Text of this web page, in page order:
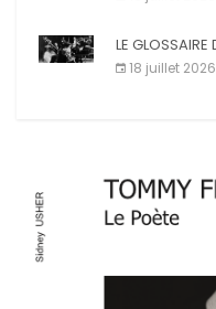
LE GLOSSAIRE
18 juillet 2026